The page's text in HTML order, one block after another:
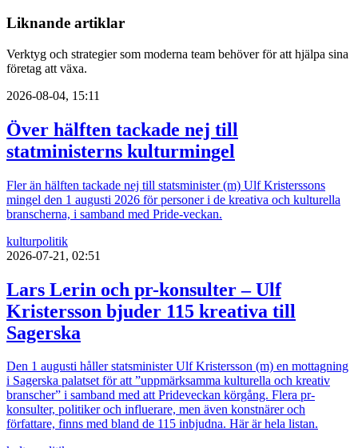
Liknande artiklar
Verktyg och strategier som moderna team behöver för att hjälpa sina
företag att växa.
2026-08-04, 15:11
Över hälften tackade nej till
statministerns kulturmingel
Fler än hälften tackade nej till statsminister (m) Ulf Kristerssons
mingel den 1 augusti 2026 för personer i de kreativa och kulturella
branscherna, i samband med Pride-veckan.
kulturpolitik
2026-07-21, 02:51
Lars Lerin och pr-konsulter – Ulf
Kristersson bjuder 115 kreativa till
Sagerska
Den 1 augusti håller statsminister Ulf Kristersson (m) en mottagning
i Sagerska palatset för att ”uppmärksamma kulturella och kreativ
branscher” i samband med att Prideveckan körgång. Flera pr-
konsulter, politiker och influerare, men även konstnärer och
författare, finns med bland de 115 inbjudna. Här är hela listan.